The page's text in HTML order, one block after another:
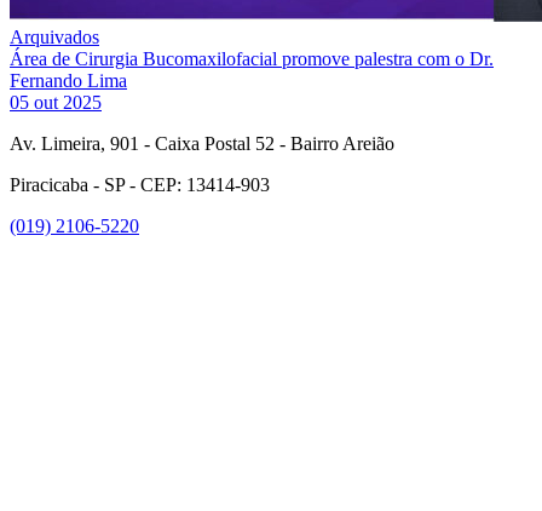
Arquivados
Área de Cirurgia Bucomaxilofacial promove palestra com o Dr.
Fernando Lima
05 out 2025
Av. Limeira, 901 - Caixa Postal 52 - Bairro Areião
Piracicaba - SP - CEP: 13414-903
(019) 2106-5220